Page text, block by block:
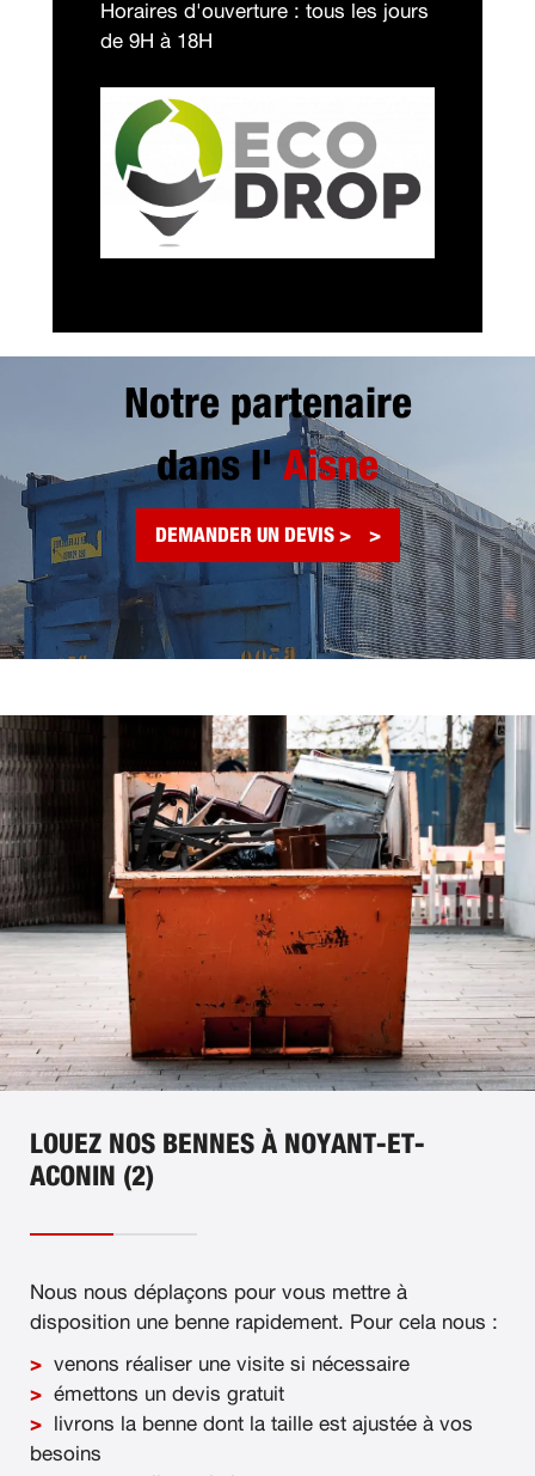
Horaires d'ouverture : tous les jours
de 9H à 18H
Notre partenaire
dans l'Aisne
DEMANDER UN DEVIS >
LOUEZ NOS BENNES À NOYANT-ET-
ACONIN (2)
Nous nous déplaçons pour vous mettre à
disposition une benne rapidement. Pour cela nous :
venons réaliser une visite si nécessaire
émettons un devis gratuit
livrons la benne dont la taille est ajustée à vos
besoins